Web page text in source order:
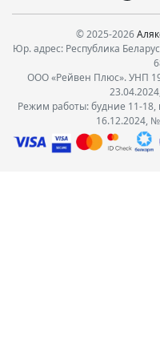
© 2025-2026
Юр. адрес: Республика
ООО «Рейвен Плюс». УНП
Режим работы: будние 11-18,
16.12.2024,